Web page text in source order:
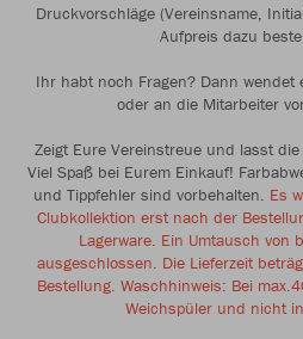
Druckvorschläge (Vereinsname,
Aufpreis dazu
Ihr habt noch Fragen? Dann
oder an die Mitarbeiter
Zeigt Eure Vereinstreue und lasst
Viel Spaß bei Eurem Einkauf!
und Tippfehler sind vorbehalten. Es
Clubkollektion erst nach der
Lagerware. Ein Umtausch von
ausgeschlossen. Die Lieferzeit
Bestellung. Waschhinweis: Bei
Weichspüler und nicht